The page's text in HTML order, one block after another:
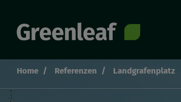
Inhalt
Pfadnavigation
Home Referenzen Landgrafenplatz